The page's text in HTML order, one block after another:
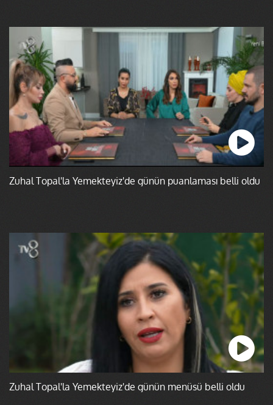
Zuhal Topal'la Yemekteyiz'de günün puanlaması belli oldu
Zuhal Topal'la Yemekteyiz'de günün menüsü belli oldu